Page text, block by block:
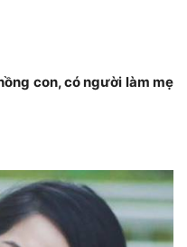
con, có người làm mẹ